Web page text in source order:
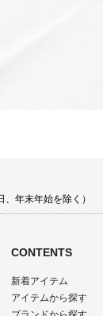
年末年始を除く）
CONTENTS
新着アイテム
アイテムから探す